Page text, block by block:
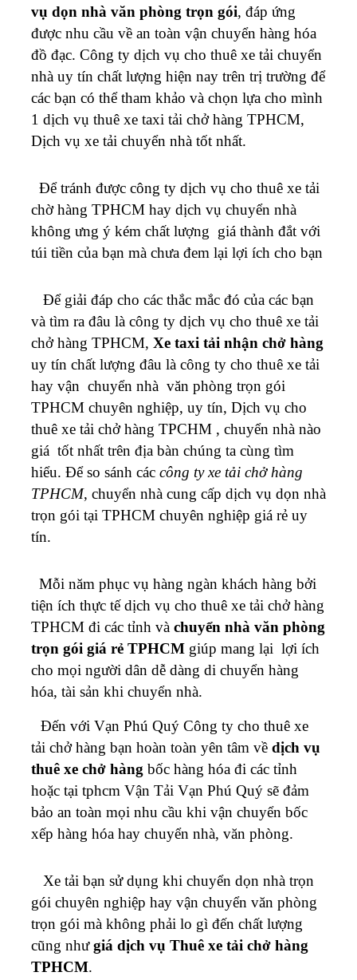
vụ dọn nhà văn phòng trọn gói, đáp ứng
được nhu cầu về an toàn vận chuyển hàng hóa
đồ đạc. Công ty dịch vụ cho thuê xe tải chuyển
nhà uy tín chất lượng hiện nay trên trị trường để
các bạn có thể tham khảo và chọn lựa cho mình
1 dịch vụ thuê xe taxi tải chở hàng TPHCM,
Dịch vụ xe tải chuyển nhà tốt nhất.
Để tránh được công ty dịch vụ cho thuê xe tải
chờ hàng TPHCM hay dịch vụ chuyển nhà
không ưng ý kém chất lượng giá thành đắt với
túi tiền của bạn mà chưa đem lại lợi ích cho bạn
Để giải đáp cho các thắc mắc đó của các bạn
và tìm ra đâu là công ty dịch vụ cho thuê xe tải
chở hàng TPHCM, Xe taxi tải nhận chở hàng
uy tín chất lượng đâu là công ty cho thuê xe tải
hay vận chuyển nhà văn phòng trọn gói
TPHCM chuyên nghiệp, uy tín, Dịch vụ cho
thuê xe tải chở hàng TPCHM , chuyển nhà nào
giá tốt nhất trên địa bàn chúng ta cùng tìm
hiểu. Để so sánh các công ty xe tải chở hàng
TPHCM, chuyển nhà cung cấp dịch vụ dọn nhà
trọn gói tại TPHCM chuyên nghiệp giá rẻ uy
tín.
Mỗi năm phục vụ hàng ngàn khách hàng bởi
tiện ích thực tế dịch vụ cho thuê xe tải chở hàng
TPHCM đi các tỉnh và chuyển nhà văn phòng
trọn gói giá rẻ TPHCM giúp mang lại lợi ích
cho mọi người dân dễ dàng di chuyển hàng
hóa, tài sản khi chuyển nhà.
Đến với Vạn Phú Quý Công ty cho thuê xe
tải chở hàng bạn hoàn toàn yên tâm về dịch vụ
thuê xe chở hàng bốc hàng hóa đi các tỉnh
hoặc tại tphcm Vận Tải Vạn Phú Quý sẽ đảm
bảo an toàn mọi nhu cầu khi vận chuyển bốc
xếp hàng hóa hay chuyển nhà, văn phòng.
Xe tải bạn sử dụng khi chuyển dọn nhà trọn
gói chuyên nghiệp hay vận chuyển văn phòng
trọn gói mà không phải lo gì đến chất lượng
cũng nhưgiá dịch vụ Thuê xe tải chở hàng
TPHCM.